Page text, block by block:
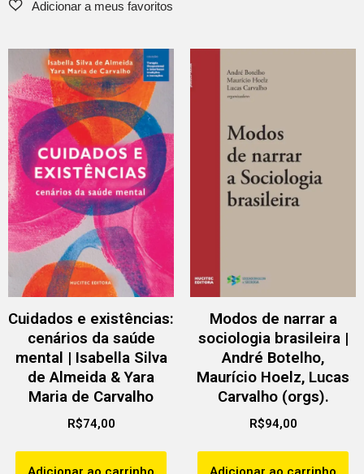
Cuidados e existências:
cenários da saúde
mental | Isabella Silva
de Almeida & Yara
Maria de Carvalho
R$74,00
Modos de narrar a
sociologia brasileira |
André Botelho,
Maurício Hoelz, Lucas
Carvalho (orgs).
R$94,00